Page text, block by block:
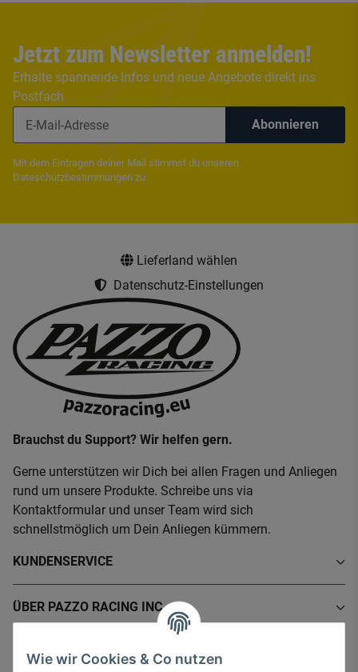
Jetzt zum Newsletter anmelden!
Erhalte spannende Infos und neue Angebote direkt ins
Postfach
Abonnieren
Mit dem Eintragen deiner Mail stimmst du unseren
Dateschutzbestimmungen zu.
Lieferland wählen
Datenschutz-Einstellungen
Brauchst du Support? Wir helfen gern.
Gerne unterstützen wir Dich bei allen Fragen und Anliegen
rund um unsere Produkte. Schreibe uns via
Kontaktformular und unser Team wird sich
schnellstmöglich um Dein Anliegen kümmern.
KUNDENSERVICE
ÜBER PAZZO RACING INC.
INFORMATIONEN
Wie wir Cookies & Co nutzen